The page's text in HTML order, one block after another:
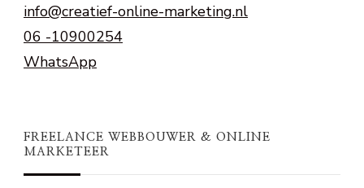
info@creatief-online-marketing.nl
06 -10900254
WhatsApp
FREELANCE WEBBOUWER & ONLINE
MARKETEER